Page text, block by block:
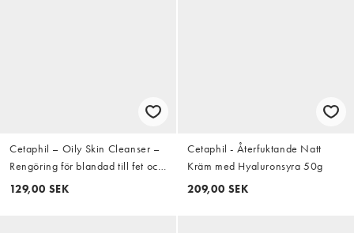
Cetaphil – Oily Skin Cleanser –
Rengöring för blandad till fet och
känslig hud, 236 ml
129,00 SEK
Cetaphil - Återfuktande Natt
Kräm med Hyaluronsyra 50g
209,00 SEK